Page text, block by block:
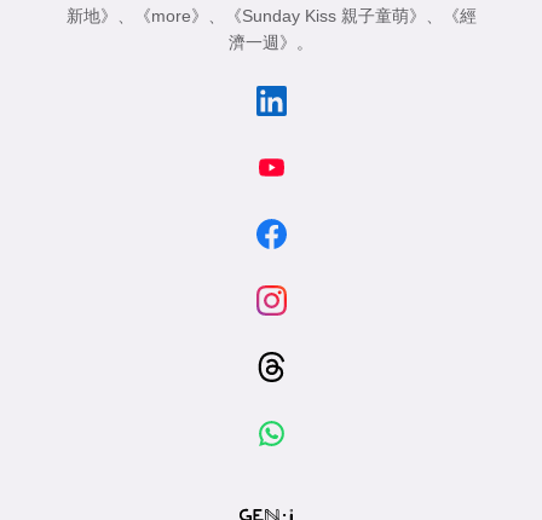
新地》
《more》 《Sunday Kiss 親子童萌》
《經
濟一週》
。